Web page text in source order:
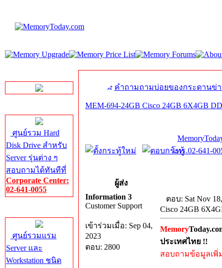
ศูนย์รวม Hard
Disk Drive สำหรับ
Server รุ่นต่าง ๆ
สอบถามได้ทันทีที่
Corporate Center:
02-641-0055
ศูนย์รวมแรม
Server และ
Workstation ชนิด
คำถามถามบ่อยของกระดานข่
MEM-694-24GB Cisco 24GB 6X4GB
โทร.02-641-
ผู้ส่ง
Information 3
Customer Support
เข้าร่วมเมื่อ: Sep 04,
2023
ตอบ: 2800
ตอบ: Sat Nov
Cisco 24GB
Memory
ประเทศไทย !!
สอบถามข้อมูลเพิ่